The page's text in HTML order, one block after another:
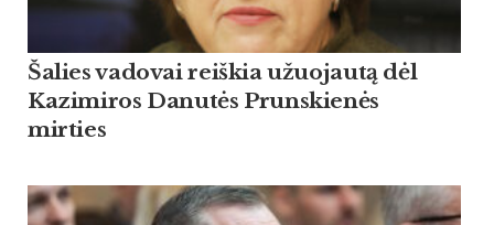
Šalies vadovai reiškia užuojautą dėl
Kazimiros Danutės Prunskienės
mirties